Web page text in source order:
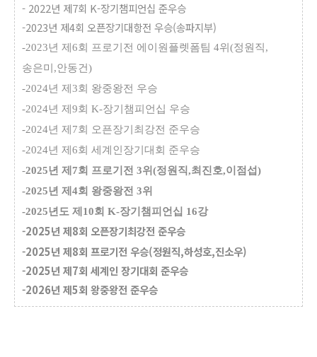
- 2022년 제7회 K-장기챔피언십 준우승
-2023년 제4회 오픈장기대항전 우승(송파지부)
-2023년 제6회 프로기전 에이원플렛폼팀 4위(정원직,
송은미,안동건)
-2024년 제3회 왕중왕전 우승
-2024년 제9회 K-장기챔피언십 우승
-2024년 제7회 오픈장기최강전 준우승
-2024년 제6회 세계인장기대회 준우승
-2025년 제7회 프로기전 3위(정원직,최진호,이점섭)
-2025년 제4회 왕중왕전 3위
-2025년도 제10회 K-장기챔피언십 16강
-2025년 제8회 오픈장기최강전 준우승
-2025년 제8회 프로기전 우승(정원직,하성호,진소우)
-2025년 제7회 세계인 장기대회 준우승
-2026년 제5회 왕중왕전 준우승